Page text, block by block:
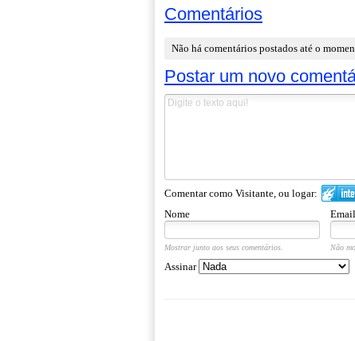
Comentários
Não há comentários postados até o
Postar um novo
Comentar como Visitante, ou logar:
Nome Email
Mostrar junto aos seus comentários. Não
Assinar